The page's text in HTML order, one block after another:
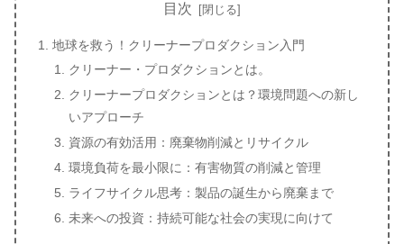
目次
地球を救う！クリーナープロダクション入門
クリーナー・プロダクションとは。
クリーナープロダクションとは？環境問題への新し
いアプローチ
資源の有効活用：廃棄物削減とリサイクル
環境負荷を最小限に：有害物質の削減と管理
ライフサイクル思考：製品の誕生から廃棄まで
未来への投資：持続可能な社会の実現に向けて